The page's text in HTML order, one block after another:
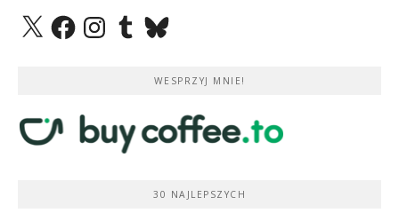
X FacebookInstagramTumblrBluesky
WESPRZYJ MNIE!
30 NAJLEPSZYCH